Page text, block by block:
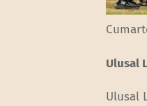
Ulusal
Ulusal